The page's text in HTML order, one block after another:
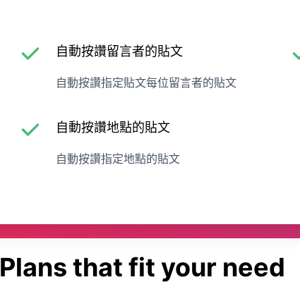
自動按讚留言者的貼文
自動按讚指定貼文每位留言者的貼文
自動按讚地點的貼文
自動按讚指定地點的貼文
Plans that fit your need